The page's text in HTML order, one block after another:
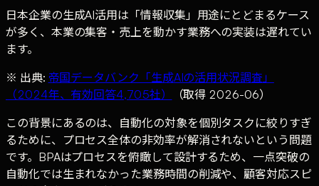
日本企業の生成AI活用は「情報収集」用途にとどまるケース
が多く、本業の集客・売上を動かす業務への実装は遅れてい
ます。
※ 出典: 帝国データバンク「生成AIの活用状況調査」
（2024年、有効回答4,705社）
（取得 2026-06）
この背景にあるのは、自動化の対象を個別タスクに絞りすぎ
るために、プロセス全体の非効率が解消されないという問題
です。BPAはプロセスを俯瞰して設計するため、一点突破の
自動化では生まれなかった業務時間の削減や、顧客対応スピ